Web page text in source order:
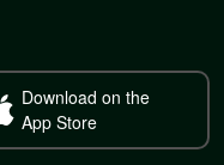
Download on the
App Store